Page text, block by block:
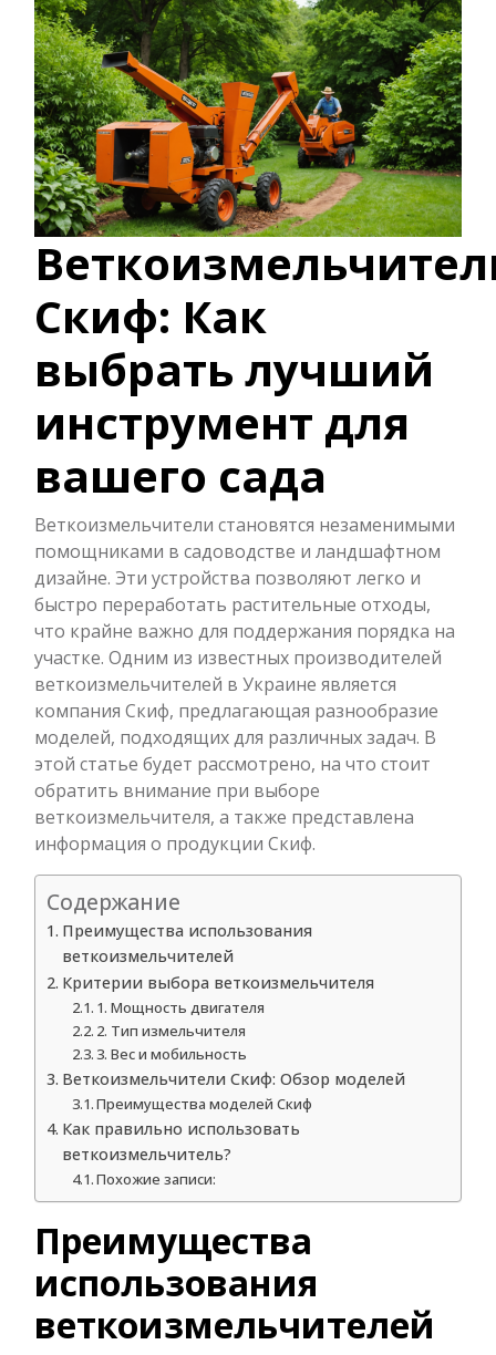
Скиф: Как
выбрать лучший
инструмент для
вашего сада
Веткоизмельчители становятся незаменимыми
помощниками в садоводстве и ландшафтном
дизайне. Эти устройства позволяют легко и
быстро переработать растительные отходы,
что крайне важно для поддержания порядка на
участке. Одним из известных производителей
веткоизмельчителей в Украине является
компания Скиф, предлагающая разнообразие
моделей, подходящих для различных задач. В
этой статье будет рассмотрено, на что стоит
обратить внимание при выборе
веткоизмельчителя, а также представлена
информация о продукции Скиф.
Содержание
Преимущества использования
веткоизмельчителей
Критерии выбора веткоизмельчителя
1. Мощность двигателя
2. Тип измельчителя
3. Вес и мобильность
Веткоизмельчители Скиф: Обзор моделей
Преимущества моделей Скиф
Как правильно использовать
веткоизмельчитель?
Похожие записи:
Преимущества
использования
веткоизмельчителей